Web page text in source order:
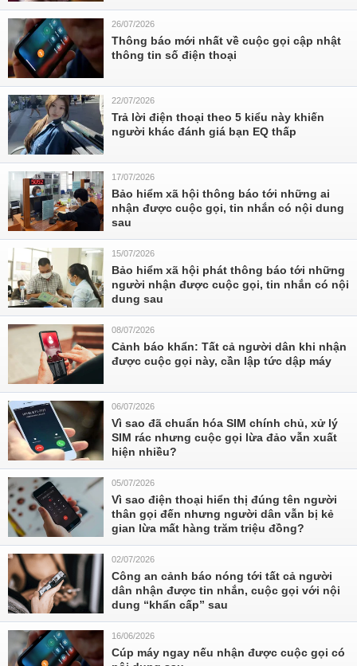
26/07/2026
Thông báo mới nhất về cuộc gọi cập nhật
thông tin số điện thoại
22/07/2026
Trả lời điện thoại theo 5 kiểu này khiến
người khác đánh giá bạn EQ thấp
17/07/2026
Bảo hiểm xã hội thông báo tới những ai
nhận được cuộc gọi, tin nhắn có nội dung
sau
15/07/2026
Bảo hiểm xã hội phát thông báo tới những
người nhận được cuộc gọi, tin nhắn có nội
dung sau
08/07/2026
Cảnh báo khẩn: Tất cả người dân khi nhận
được cuộc gọi này, cần lập tức dập máy
06/07/2026
Vì sao đã chuẩn hóa SIM chính chủ, xử lý
SIM rác nhưng cuộc gọi lừa đảo vẫn xuất
hiện nhiều?
05/07/2026
Vì sao điện thoại hiển thị đúng tên người
thân gọi đến nhưng người dân vẫn bị kẻ
gian lừa mất hàng trăm triệu đồng?
02/07/2026
Công an cảnh báo nóng tới tất cả người
dân nhận được tin nhắn, cuộc gọi với nội
dung “khẩn cấp” sau
16/06/2026
Cúp máy ngay nếu nhận được cuộc gọi có